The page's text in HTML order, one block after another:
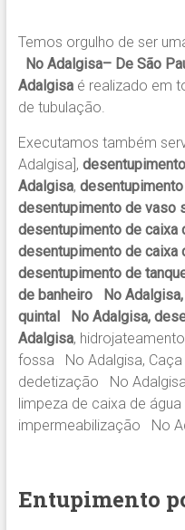
Temos orgulho de ser
No Adalgisa– De São
Adalgisa é realizado em
de tubulação.
Executamos também
Adalgisa],
Adalgisa,
desentupimento de vaso
desentupimento de
desentupimento de
desentupimento de
de banheiro No
quintal No Adalgisa,
Adalgisa,
fossa No Adalgisa,
dedetização No
limpeza de caixa de
impermeabilização No
Entupimento